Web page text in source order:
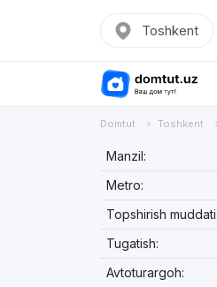
Toshkent
Domtut Toshkent
Manzil:
Metro:
Topshirish muddati:
Tugatish:
Avtoturargoh: